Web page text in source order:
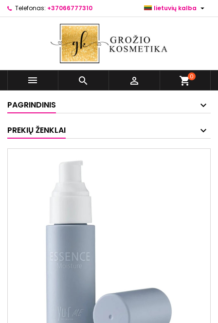
Telefonas: +37066777310 lietuvių kalba 
   shopping_cart0
PAGRINDINIS
PREKIŲ ŽENKLAI